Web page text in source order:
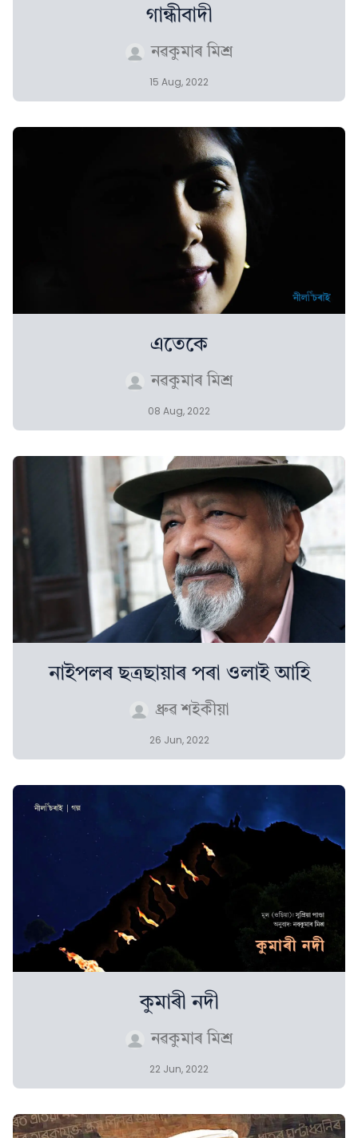
গান্ধীবাদী
নৱকুমাৰ মিশ্ৰ
15 Aug, 2022
এতেকে
নৱকুমাৰ মিশ্ৰ
08 Aug, 2022
নাইপলৰ ছত্ৰছায়াৰ পৰা ওলাই আহি
ধ্ৰুৱ শইকীয়া
26 Jun, 2022
কুমাৰী নদী
নৱকুমাৰ মিশ্ৰ
22 Jun, 2022